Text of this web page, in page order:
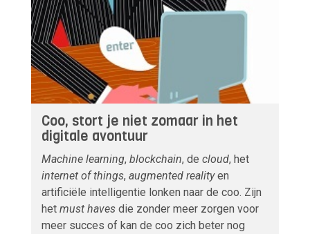
Coo, stort je niet zomaar in het
digitale avontuur
Machine learning, blockchain, de cloud, het
internet of things, augmented realityen
artificiële intelligentie lonken naar de coo. Zijn
het must haves die zonder meer zorgen voor
meer succes of kan de coo zich beter nog